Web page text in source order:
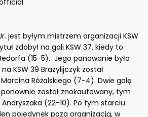
jest byłym mistrzem organizacji KSW
zdobył na gali KSW 37, kiedy to
(15-5). Jego panowanie było
KSW 39 Brazylijczyk został
Różalskiego (7-4). Dwie galę
ponownie został znokautowany, tym
(22-10). Po tym starciu
pojedynek poza organizacją, w